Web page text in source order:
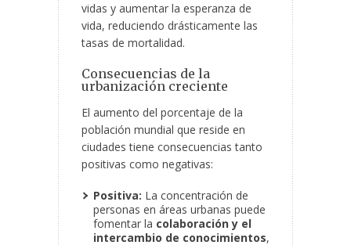
vidas y aumentar la esperanza de
vida, reduciendo drásticamente las
tasas de mortalidad.
Consecuencias de la
urbanización creciente
El aumento del porcentaje de la
población mundial que reside en
ciudades tiene consecuencias tanto
positivas como negativas:
Positiva: La concentración de
personas en áreas urbanas puede
fomentar la colaboración y el
intercambio de conocimientos,